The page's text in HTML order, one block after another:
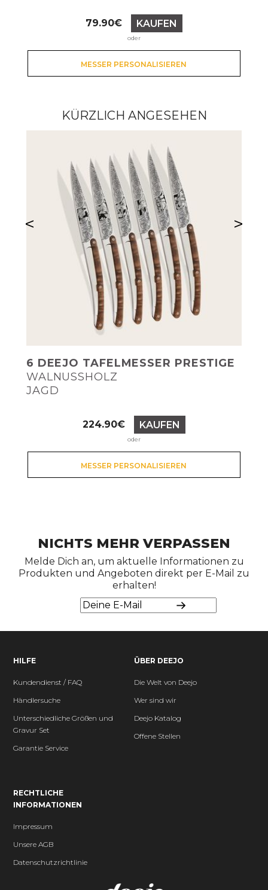
Preis
79.90€ KAUFEN
oder
MESSER PERSONALISIEREN
KÜRZLICH ANGESEHEN
6 DEEJO TAFELMESSER PRESTIGE
WALNUSSHOLZ
JAGD
Preis
224.90€ KAUFEN
oder
MESSER PERSONALISIEREN
< >
NICHTS MEHR VERPASSEN
Melde Dich an, um aktuelle Informationen zu
Produkten und Angeboten direkt per E-Mail zu
erhalten!
HILFE
Kundendienst / FAQ
Händlersuche
Unterschiedliche Größen und
Gravur Set
Garantie Service
ÜBER DEEJO
Die Welt von Deejo
Wer sind wir
Deejo Katalog
Offene Stellen
RECHTLICHE
INFORMATIONEN
Impressum
Unsere AGB
Datenschutzrichtlinie